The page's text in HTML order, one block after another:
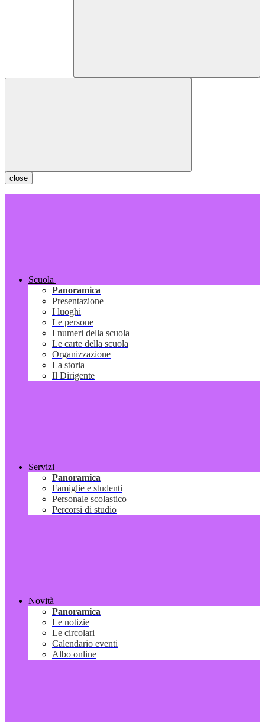
close
Scuola
Panoramica
Presentazione
I luoghi
Le persone
I numeri della scuola
Le carte della scuola
Organizzazione
La storia
Il Dirigente
Servizi
Panoramica
Famiglie e studenti
Personale scolastico
Percorsi di studio
Novità
Panoramica
Le notizie
Le circolari
Calendario eventi
Albo online